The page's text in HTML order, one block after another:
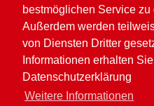
bestmöglichen Service
Außerdem werden
von Diensten Dritter
Informationen erhalten
Datenschutzerklärung
Weitere Informationen
personenbezogenen Daten,
Sperrung oder Löschung von
Einwilligungen wenden Sie
Datenschutzbeauftragte(n)
Home